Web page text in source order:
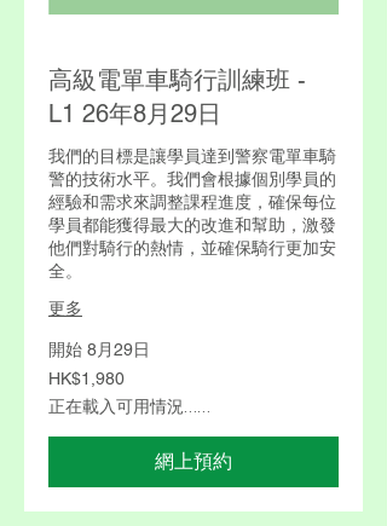
高級電單車騎行訓練班 -
L1 26年8月29日
我們的目標是讓學員達到警察電單車騎
警的技術水平。我們會根據個別學員的
經驗和需求來調整課程進度，確保每位
學員都能獲得最大的改進和幫助，激發
他們對騎行的熱情，並確保騎行更加安
全。
更多
開始 8月29日
1,980
港
元
HK$1,980
正在載入可用情況……
網上預約